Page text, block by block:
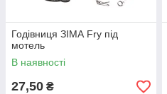
Годівниця ЗІМА Fry під
мотель
В наявності
27,50 ₴